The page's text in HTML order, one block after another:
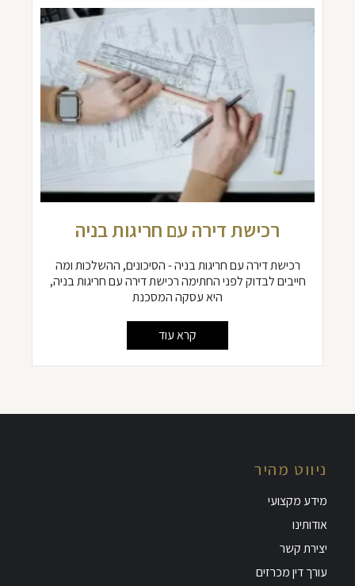
רכישת דירה עם חריגות בניה
רכישת דירה עם חריגות בניה - הסיכונים, ההשלכות ומה
חייבים לבדוק לפני החתימה רכישת דירה עם חריגות בניה,
היא עסקה המסכנת
קרא עוד
ניווט מהיר
מידע מקצועי
אודותינו
יצירת קשר
עורך דין מכרזים